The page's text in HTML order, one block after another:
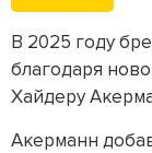
В 2025 году
благодаря
Хайдеру
Акерманн